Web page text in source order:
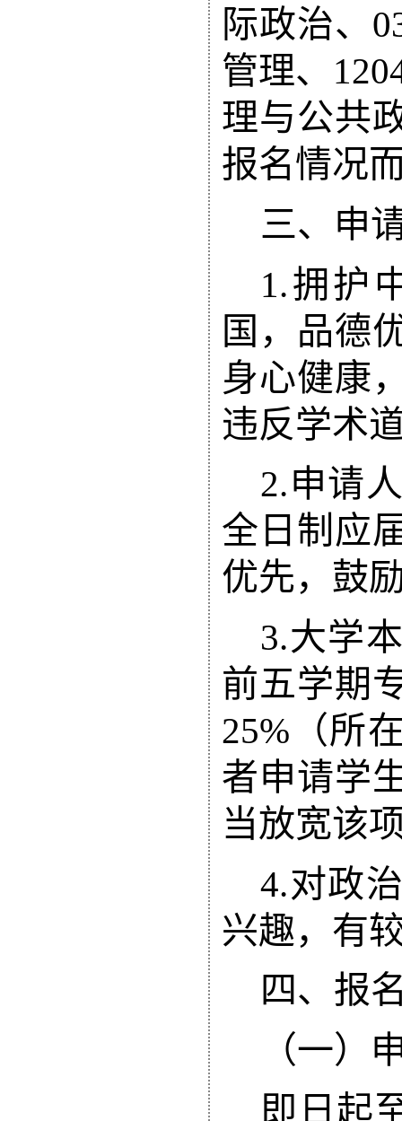
际政治、
管理、
理与公共
报名情况
三、申
1.拥护
国，品德
身心健康
违反学术
2.申请
全日制应
优先，鼓
3.大学
前五学期
25% （所
者申请学
当放宽该
4.对政
兴趣，有
四、 报
（一）
即日起